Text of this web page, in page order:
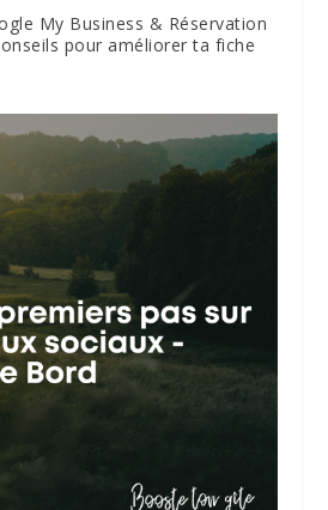
My Business & Réservation
pour améliorer ta fiche